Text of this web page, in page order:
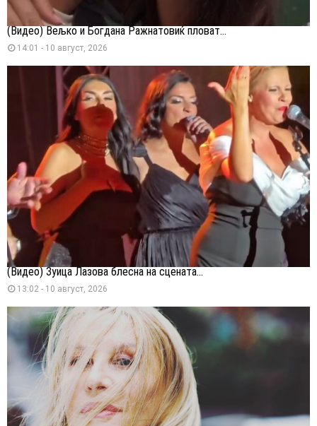
(Видео) Вељко и Богдана Ражнатовиќ пловат...
14:01 - 10 август, 2026
(Видео) Зуица Лазова блесна на сцената...
13:02 - 10 август, 2026